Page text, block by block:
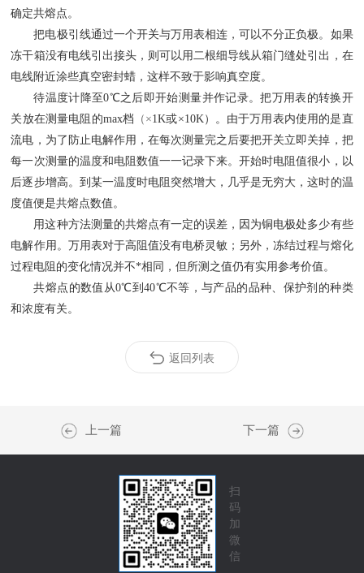
确定共熔点。
把电极引线通过一个开关与万用表相连，可以不分正负极。如果
冻干箱没有电线引出接头，则可以用二根细导线从箱门缝处引出，在
电线附近涂些真空密封蜡，这样不致于影响真空度。
待温度计降至0℃之后即开始测量并作记录。把万用表的转换开
关放在测量电阻的max档 （×1K或×10K）。由于万用表内使用的是直
流电，为了防止电解作用，在每次测量完之后要把开关立即关掉，把
每一次测量的温度和电阻数值一一记录下来。开始时电阻值很小，以
后逐步增高。到某一温度时电阻突然增大，几乎是无穷大，这时的温
度值便是共熔点数值。
用这种方法测量的共熔点有一定的误差，因为铜电极处多少有些
电解作用。万用表对于高阻值没有电桥灵敏；另外，冻结过程与熔化
过程电阻的变化情况并不*相同，但所测之值仍有实用参考价值。
共熔点的数值从0℃到40℃不等，与产品的品种、保护剂的种类
和浓度有关。
返回列表
上一篇 下一篇
扫
码
加
微
信